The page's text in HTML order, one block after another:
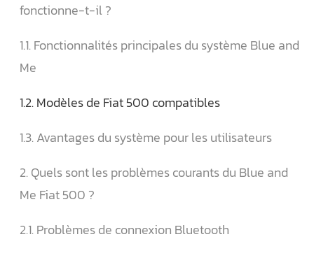
fonctionne-t-il ?
1.1. Fonctionnalités principales du système Blue and
Me
1.2. Modèles de Fiat 500 compatibles
1.3. Avantages du système pour les utilisateurs
2. Quels sont les problèmes courants du Blue and
Me Fiat 500 ?
2.1. Problèmes de connexion Bluetooth